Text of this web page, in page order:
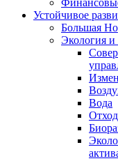
Устойчивое
Большая
Экология и
Вода